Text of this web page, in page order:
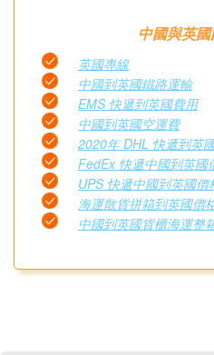
中國與英
英國專線
中國到英國鐵路運輸
EMS 快遞到英國費用
中國到英國空運費
2020年 DHL 快遞到英
FedEx 快遞中國到英國
UPS 快遞中國到英國價
海運散貨拼箱到英國價
中國到英國貨櫃海運整